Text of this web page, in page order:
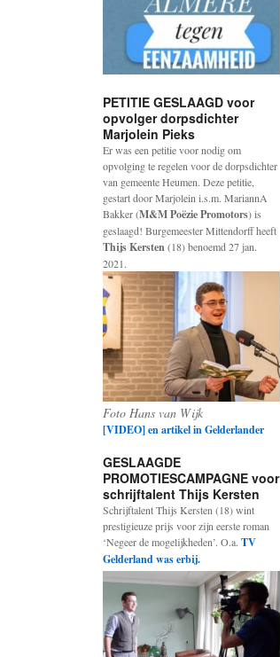
PETITIE GESLAAGD voor
opvolger dorpsdichter
Marjolein Pieks
Er was een petitie voor nodig om
opvolging te regelen voor de dorpsdichter
van gemeente Heumen. Deze petitie,
gestart door Marjolein i.s.m. MariannA
Bakker (M&M Poëzie Promotors) is
geslaagd! Burgemeester Mittendorff heeft
Thijs Kersten(18) benoemd 27 jan.
2021.
Foto Hans van Wijk
[VIDEO] en artikel in Gelderlander
GESLAAGDE
PROMOTIESCAMPAGNE voor
schrijftalent Thijs Kersten
Schrijftalent Thijs Kersten (18) wint
prestigieuze prijs voor zijn eerste roman
‘Negeer de mogelijkheden’. O.a. TV
Gelderland was erbij.